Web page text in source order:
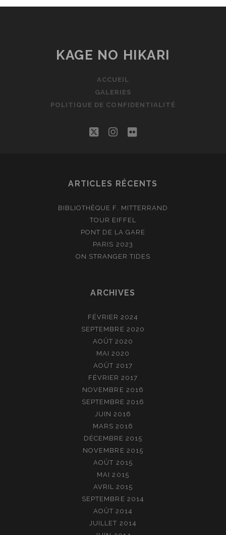
KAGE NO HIKARI
ACCUEIL
GALERIES
POLITIQUE DE CONFIDENTIALITÉ
twitterinstagram
flickr
ARTICLES RÉCENTS
BIBLIOTHÈQUE F. MITTERRAND
TOUR EIFFEL
PONT DE LA GARE
PARIS 2023
ON STRANGER TIDES
ARCHIVES
FÉVRIER 2024
SEPTEMBRE 2020
AOÛT 2020
MAI 2020
AOÛT 2017
FÉVRIER 2017
NOVEMBRE 2016
SEPTEMBRE 2016
JUIN 2016
MARS 2016
DÉCEMBRE 2015
NOVEMBRE 2015
AOÛT 2015
MAI 2015
AVRIL 2015
SEPTEMBRE 2014
AOÛT 2014
JUILLET 2014